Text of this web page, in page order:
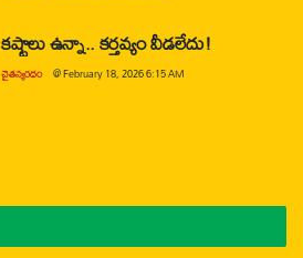
కష్టాలు ఉన్నా.. కర్తవ్యం వీడలేదు!
చైతన్యరధం @February 18, 2026 6:15 AM